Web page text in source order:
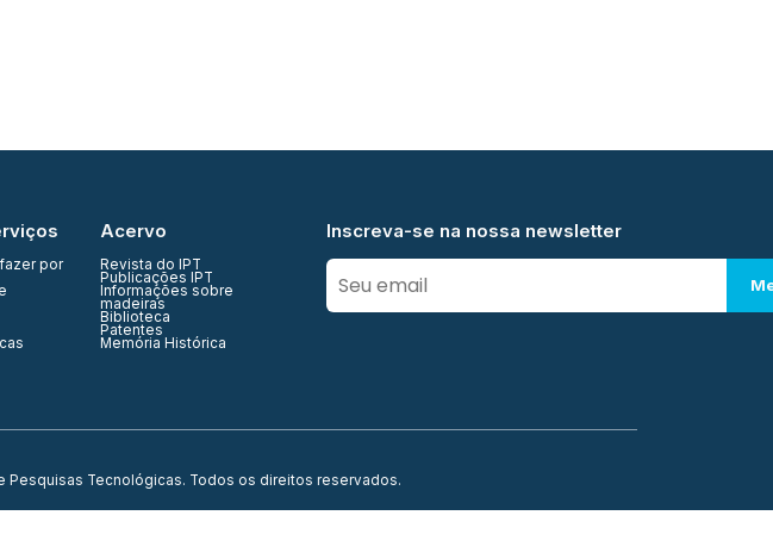
por
Acervo
Revista do IPT
Publicações IPT
Informações sobre
madeiras
Biblioteca
Patentes
Memória Histórica
Inscreva-se na nossa newsletter
Pesquisas Tecnológicas. Todos os direitos reservados.